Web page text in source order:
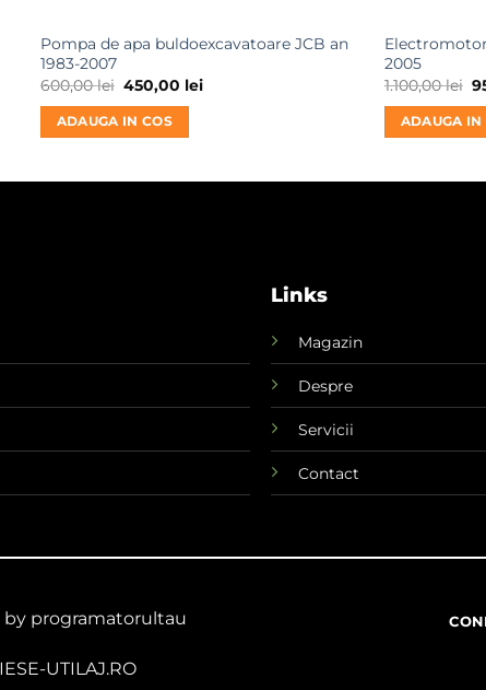
Pompa de apa buldoexcavatoare JCB an
1983-2007
600,00lei Prețul
inițial
a
fost:
450,00 leiPrețul
ADAUGA IN COS
2005
1.100,00lei
a
ADAUGA IN
Links
Magazin
Despre
Servicii
Contact
by programatorultau
UTILAJ.RO